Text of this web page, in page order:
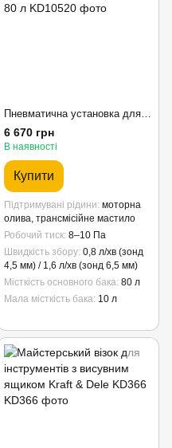
6 670 грн
В наявності
Купити
Підтримувані рідини моторна
олива, трансмісійне мастило
Робочий тиск 8–10 Па
Швидкість збору 0,8 л/хв (зонд
4,5 мм) / 1,6 л/хв (зонд 6,5 мм)
Місткість основного бака 80 л
Мала місткість бака 10 л